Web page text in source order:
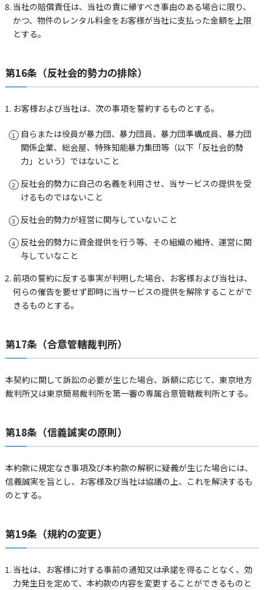
当社の賠償責任は、当社の責に帰すべき事由のある場合に限り、
かつ、物件のレンタル料金をお客様が当社に支払った金額を上限
とする。
第16条（反社会的勢力の排除）
お客様および当社は、次の事項を誓約するものとする。
自らまたは役員が暴力団、暴力団員、暴力団準構成員、暴力団
関係企業、総会屋、特殊知能暴力集団等（以下「反社会的勢
力」という）ではないこと
反社会的勢力に自己の名義を利用させ、当サービスの提供を受
けるものではないこと
反社会的勢力が経営に関与していないこと
反社会的勢力に資金提供を行う等、その組織の維持、運営に関
与していなこと
前項の誓約に反する事実が判明した場合、お客様および当社は、
何らの催告を要せず即時に当サービスの提供を解除することがで
きるものとする。
第17条（合意管轄裁判所）
本契約に関して訴訟の必要が生じた場合、訴額に応じて、東京地方
裁判所又は東京簡易裁判所を第一審の専属合意管轄裁判所とする。
第18条（信義誠実の原則）
本約款に規定なき事項及び本約款の解釈に疑義が生じた場合には、
信義誠実を旨とし、お客様及び当社は協議の上、これを解決するも
のとする。
第19条（規約の変更）
当社は、お客様に対する事前の通知又は承諾を得ることなく、効
力発生日を定めて、本約款の内容を変更することができるものと